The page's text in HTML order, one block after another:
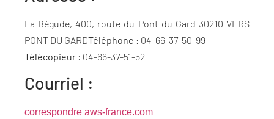
La Bégude, 400, route du Pont du Gard 30210 VERS
PONT DU GARDTéléphone : 04-66-37-50-99
Télécopieur : 04-66-37-51-52
Courriel :
correspondre aws-france.com